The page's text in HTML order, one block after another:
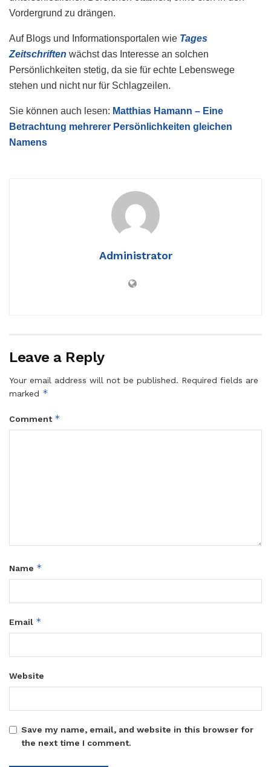
Vordergrund zu drängen.
Auf Blogs und Informationsportalen wie Tages
Zeitschriften wächst das Interesse an solchen
Persönlichkeiten stetig, da sie für echte Lebenswege
stehen und nicht nur für Schlagzeilen.
Sie können auch lesen: Matthias Hamann – Eine
Betrachtung mehrerer Persönlichkeiten gleichen
Namens
Administrator
Leave a Reply
Your email address will not be published. Required fields are
marked *
Comment *
Name *
Email *
Website
Save my name, email, and website in this browser for
the next time I comment.